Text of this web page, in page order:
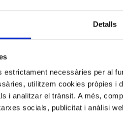
Detalls
necessàries per al
utilitzem cookies pròpies i
i analitzar el trànsit. A més,
socials, publicitat i anàlisi
amb*